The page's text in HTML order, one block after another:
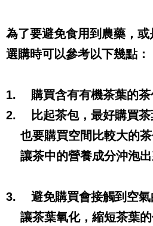
為了要避免食用到農藥，
選購時可以參考以下幾點：
1.
購買含有有機茶葉的茶
2.
比起茶包，最好購買
也要購買空間比較大的
讓茶中的營養成分沖泡出
3.
避免購買會接觸到空
讓茶葉氧化，縮短茶葉